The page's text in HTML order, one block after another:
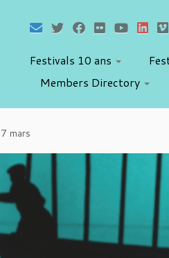
Festivals 10 ans
Members Directory
mars